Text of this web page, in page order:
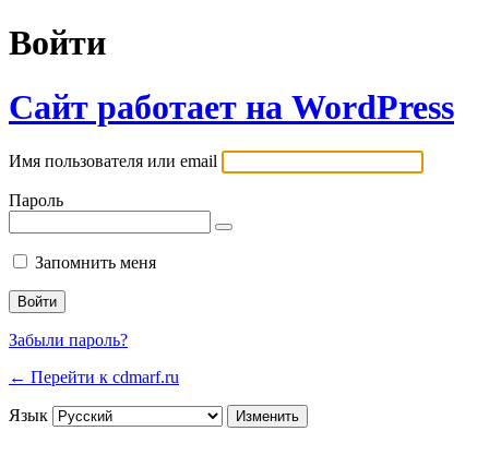
Войти
Сайт работает на WordPress
Имя пользователя или email
Пароль
Запомнить меня
Забыли пароль?
← Перейти к cdmarf.ru
Язык